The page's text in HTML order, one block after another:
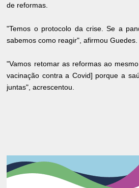
de reformas.
"Temos o protocolo da crise. Se a
sabemos como reagir", afirmou Guedes.
"Vamos retomar as reformas ao
vacinação contra a Covid] porque a
juntas", acrescentou.